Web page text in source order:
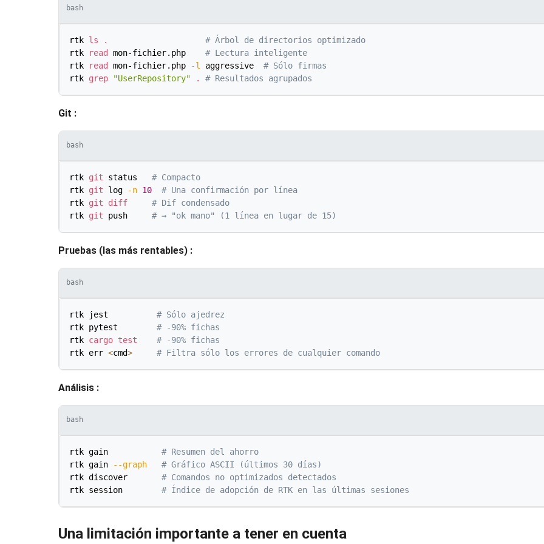
bash
rtk ls .
# Árbol de directorios optimizado
rtk
read mon-fichier.php # Lectura inteligente
rtk
read mon-fichier.php -l aggressive # Sólo firmas
rtk grep "UserRepository" . # Resultados agrupados
Git :
bash
rtk git status # Compacto
rtk git log -n 10
# Una confirmación por línea
rtk git diff
# Dif condensado
rtk git push # → "ok mano" (1 línea en lugar de 15)
Pruebas (las más rentables) :
bash
rtk jest # Sólo ajedrez
rtk pytest # -90% fichas
rtk cargo test
# -90% fichas
rtk err <cmd> # Filtra sólo los errores de cualquier comando
Análisis :
bash
rtk gain # Resumen del ahorro
rtk gain
--graph
# Gráfico ASCII (últimos 30 días)
rtk discover # Comandos no optimizados detectados
rtk session # Índice de adopción de RTK en las últimas sesiones
Una limitación importante a tener en cuenta